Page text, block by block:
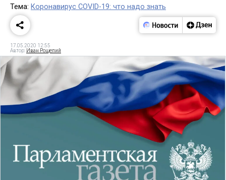
Тема: Коронавирус COVID-19: что надо знать
17.05.2020 12:55
Автор: Иван Рощепий